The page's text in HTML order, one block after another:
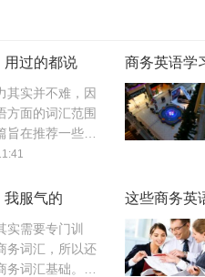
用过的都说
其实并不难，因
方面的词汇范围
在推荐一些商
以及商务英语学
径。
商务英语学
我服气的
实需要专门训
务词汇，所以还
词汇基础。本
这些商务英